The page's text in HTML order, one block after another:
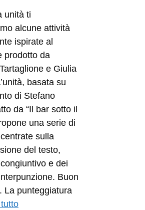
unità ti
alcune attività
ispirate al
prodotto da
e Giulia
basata su
di Stefano
da “Il bar sotto il
una serie di
sulla
del testo,
congiuntivo e dei
Buon
La punteggiatura